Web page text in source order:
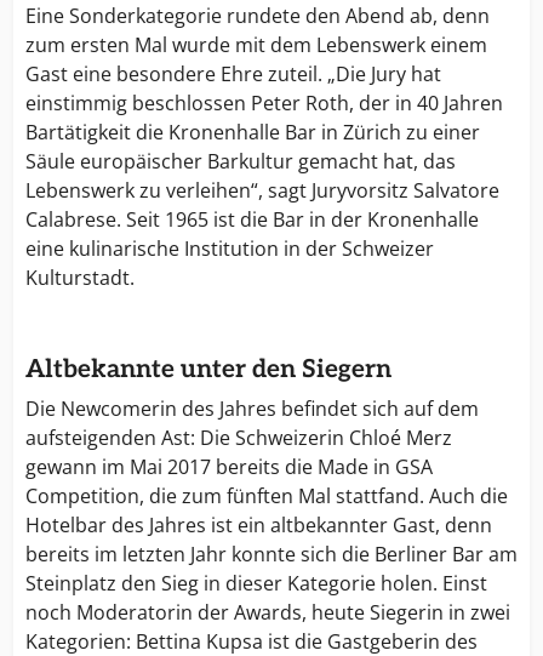
Eine Sonderkategorie rundete den Abend ab, denn
zum ersten Mal wurde mit dem Lebenswerk einem
Gast eine besondere Ehre zuteil. „Die Jury hat
einstimmig beschlossen Peter Roth, der in 40 Jahren
Bartätigkeit die Kronenhalle Bar in Zürich zu einer
Säule europäischer Barkultur gemacht hat, das
Lebenswerk zu verleihen“, sagt Juryvorsitz Salvatore
Calabrese. Seit 1965 ist die Bar in der Kronenhalle
eine kulinarische Institution in der Schweizer
Kulturstadt.
Altbekannte unter den Siegern
Die Newcomerin des Jahres befindet sich auf dem
aufsteigenden Ast: Die Schweizerin Chloé Merz
gewann im Mai 2017 bereits die Made in GSA
Competition, die zum fünften Mal stattfand. Auch die
Hotelbar des Jahres ist ein altbekannter Gast, denn
bereits im letzten Jahr konnte sich die Berliner Bar am
Steinplatz den Sieg in dieser Kategorie holen. Einst
noch Moderatorin der Awards, heute Siegerin in zwei
Kategorien: Bettina Kupsa ist die Gastgeberin des